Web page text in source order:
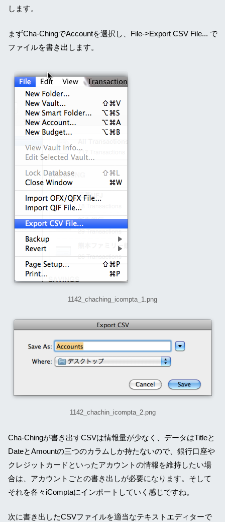
します。
まずCha-ChingでAccountを選択し、File->Export CSV File... で
ファイルを書き出します。
1142_chaching_icompta_1.png
1142_chachin_icompta_2.png
Cha-Chingが書き出すCSVは情報量が少なく、データはTitleと
DateとAmountの三つのカラムしか持たないので、銀行口座や
クレジットカードといったアカウントの情報を維持したい場
合は、アカウントごとの書き出しが必要になります。そして
それを各々iComptaにインポートしていく感じですね。
次に書き出したCSVファイルを適当なテキストエディターで